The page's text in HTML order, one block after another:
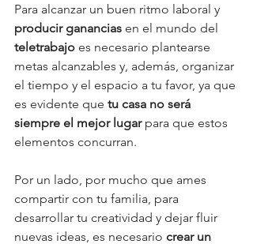
Para alcanzar un buen ritmo laboral y
producir ganancias en el mundo del
teletrabajo es necesario plantearse
metas alcanzables y, además, organizar
el tiempo y el espacio a tu favor, ya que
es evidente que tu casa no será
siempre el mejor lugar para que estos
elementos concurran.
Por un lado, por mucho que ames
compartir con tu familia, para
desarrollar tu creatividad y dejar fluir
nuevas ideas, es necesario crear un